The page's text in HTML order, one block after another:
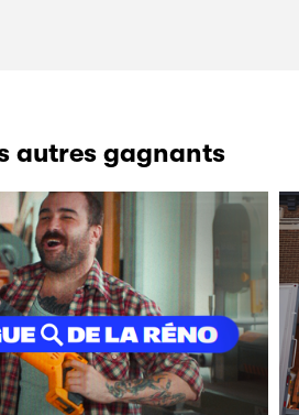
autres gagnants